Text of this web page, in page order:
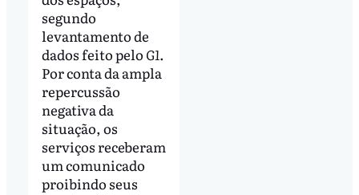
segundo
levantamento de
dados feito pelo G1.
Por conta da ampla
repercussão
negativa da
situação, os
serviços receberam
um comunicado
proibindo seus